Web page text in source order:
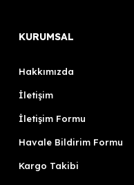
KURUMSAL
Hakkımızda
İletişim
İletişim Formu
Havale Bildirim Formu
Kargo Takibi